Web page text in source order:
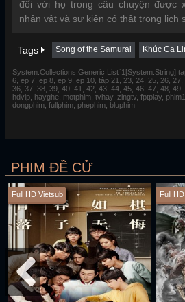
đối với họ trong câu chuyện được
nhân vật và sự kiện có thật trong lịch
Tags Song of the Samurai Khúc Ca
System.Collections.Generic.List`1[System.String]
6, ep 7, ep 8, ep 9, ep 10, tập 21, 23, 24, 25, 26,
36, 37, 38, 39, 40, 41, 42, 43, 44, 45, 46, 47, 48, 49,
hdvip, hayghe, motphim, tvhay, zingtv, fptplay,
dongphim, fullphim, phephim, bluphim
PHIM ĐỀ CỬ
Full HD Vietsub Full